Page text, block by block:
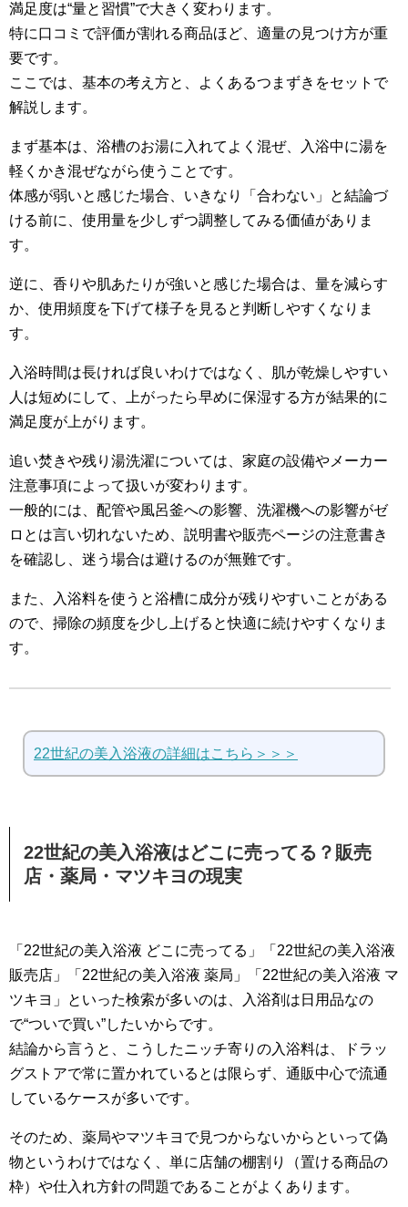
満足度は“量と習慣”で大きく変わります。
特に口コミで評価が割れる商品ほど、適量の見つけ方が重
要です。
ここでは、基本の考え方と、よくあるつまずきをセットで
解説します。
まず基本は、浴槽のお湯に入れてよく混ぜ、入浴中に湯を
軽くかき混ぜながら使うことです。
体感が弱いと感じた場合、いきなり「合わない」と結論づ
ける前に、使用量を少しずつ調整してみる価値がありま
す。
逆に、香りや肌あたりが強いと感じた場合は、量を減らす
か、使用頻度を下げて様子を見ると判断しやすくなりま
す。
入浴時間は長ければ良いわけではなく、肌が乾燥しやすい
人は短めにして、上がったら早めに保湿する方が結果的に
満足度が上がります。
追い焚きや残り湯洗濯については、家庭の設備やメーカー
注意事項によって扱いが変わります。
一般的には、配管や風呂釜への影響、洗濯機への影響がゼ
ロとは言い切れないため、説明書や販売ページの注意書き
を確認し、迷う場合は避けるのが無難です。
また、入浴料を使うと浴槽に成分が残りやすいことがある
ので、掃除の頻度を少し上げると快適に続けやすくなりま
す。
22世紀の美入浴液の詳細はこちら＞＞＞
22世紀の美入浴液はどこに売ってる？販売
店・薬局・マツキヨの現実
「22世紀の美入浴液 どこに売ってる」「22世紀の美入浴液
販売店」「22世紀の美入浴液 薬局」「22世紀の美入浴液 マ
ツキヨ」といった検索が多いのは、入浴剤は日用品なの
で“ついで買い”したいからです。
結論から言うと、こうしたニッチ寄りの入浴料は、ドラッ
グストアで常に置かれているとは限らず、通販中心で流通
しているケースが多いです。
そのため、薬局やマツキヨで見つからないからといって偽
物というわけではなく、単に店舗の棚割り（置ける商品の
枠）や仕入れ方針の問題であることがよくあります。